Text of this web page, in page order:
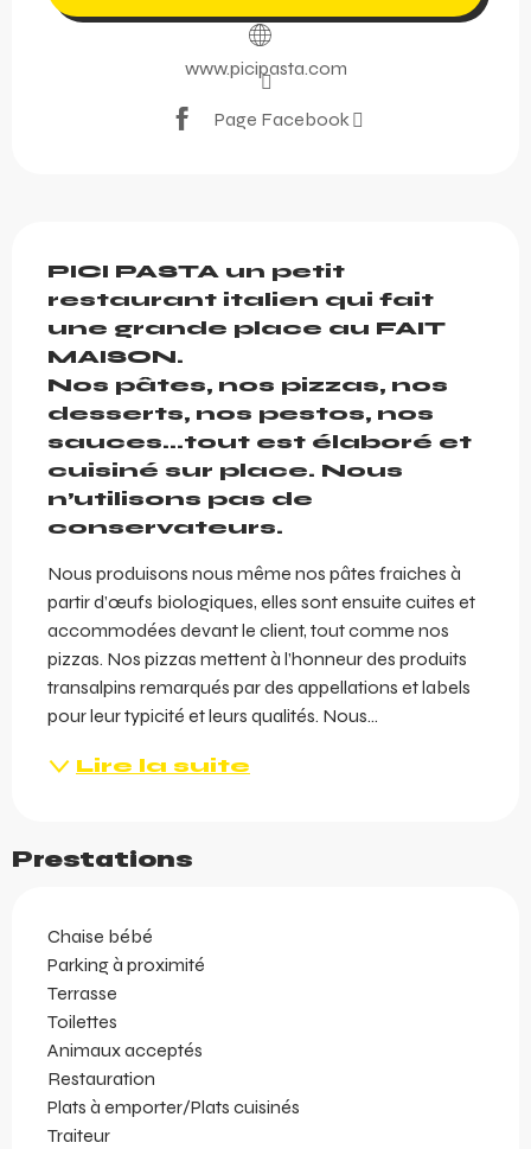
www.picipasta.com
Page Facebook
PICI PASTA un petit
restaurant italien qui fait
une grande place au FAIT
MAISON.
Nos pâtes, nos pizzas, nos
desserts, nos pestos, nos
sauces…tout est élaboré et
cuisiné sur place. Nous
n’utilisons pas de
conservateurs.
Nous produisons nous même nos pâtes fraiches à
partir d’œufs biologiques, elles sont ensuite cuites et
accommodées devant le client, tout comme nos
pizzas. Nos pizzas mettent à l’honneur des produits
transalpins remarqués par des appellations et labels
pour leur typicité et leurs qualités. Nous...
Lire la suite
Prestations
Chaise bébé
Parking à proximité
Terrasse
Toilettes
Animaux acceptés
Restauration
Plats à emporter/Plats cuisinés
Traiteur